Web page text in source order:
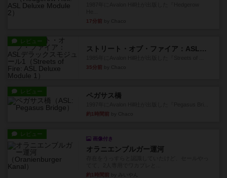
17分前
レビュー
ストリート・オブ・ファイア：ASLデラックスモジュール1
35分前
レビュー ペガサス橋
約1時間前
レビュー
画像付き
オラニエンブルガー運河
約1時間前